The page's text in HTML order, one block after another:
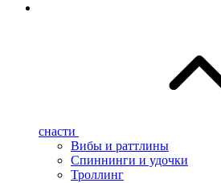
снасти
Вибы и раттлины
Спиннинги и удочки
Троллинг